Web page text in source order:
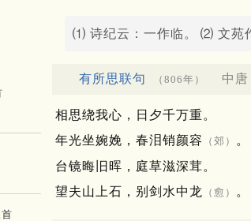
⑴ 诗纪云：一作临。 ⑵ 文苑
有所思联句 （806年） 中唐
相思绕我心，日夕千万重。
年光坐婉娩，春泪销颜容
（郊）
。
台镜晦旧晖，庭草滋深茸。
望夫山上石，别剑水中龙
（愈） 。